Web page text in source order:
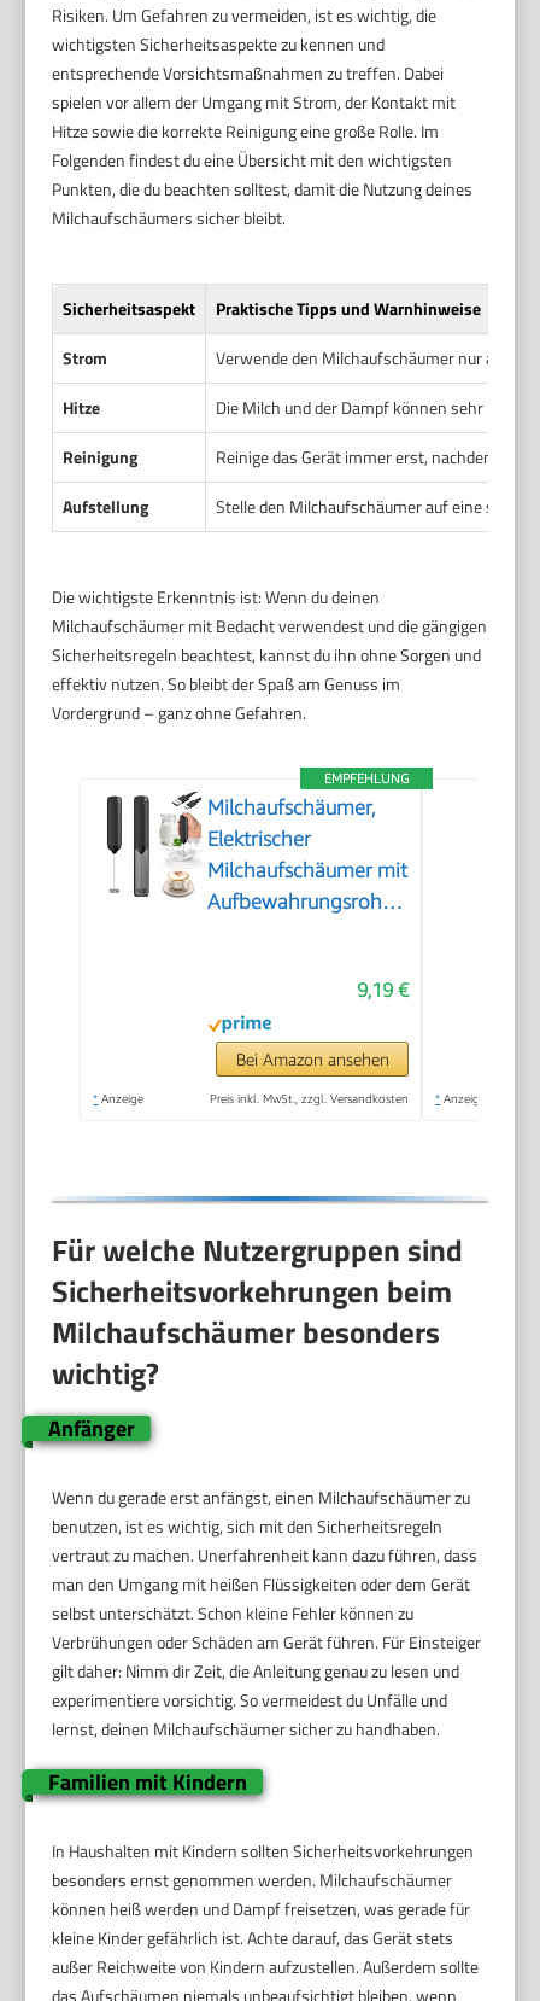
Risiken. Um Gefahren zu vermeiden, ist es wichtig, die
wichtigsten Sicherheitsaspekte zu kennen und
entsprechende Vorsichtsmaßnahmen zu treffen. Dabei
spielen vor allem der Umgang mit Strom, der Kontakt mit
Hitze sowie die korrekte Reinigung eine große Rolle. Im
Folgenden findest du eine Übersicht mit den wichtigsten
Punkten, die du beachten solltest, damit die Nutzung deines
Milchaufschäumers sicher bleibt.
Sicherheitsaspekt
Praktische Tipps und Warnhinweise
Strom
Verwende den Milchaufschäumer nur an
Hitze
Die Milch und der Dampf können sehr heiß
Reinigung
Reinige das Gerät immer erst, nachdem es
Aufstellung
Stelle den Milchaufschäumer auf eine
Die wichtigste Erkenntnis ist: Wenn du deinen
Milchaufschäumer mit Bedacht verwendest und die gängigen
Sicherheitsregeln beachtest, kannst du ihn ohne Sorgen und
effektiv nutzen. So bleibt der Spaß am Genuss im
Vordergrund – ganz ohne Gefahren.
EMPFEHLUNG
Milchaufschäumer,
Elektrischer
Milchaufschäumer mit
Aufbewahrungsrohr,
mit 14.000 U/min,
Mini Mixer für Matcha
Latte, Cappuccino,
Küchenaccessoires
9,19 €
Bei Amazon ansehen
* Anzeige Preis inkl. MwSt., zzgl. Versandkosten * Anzeige
Für welche Nutzergruppen sind
Sicherheitsvorkehrungen beim
Milchaufschäumer besonders
wichtig?
Anfänger
Wenn du gerade erst anfängst, einen Milchaufschäumer zu
benutzen, ist es wichtig, sich mit den Sicherheitsregeln
vertraut zu machen. Unerfahrenheit kann dazu führen, dass
man den Umgang mit heißen Flüssigkeiten oder dem Gerät
selbst unterschätzt. Schon kleine Fehler können zu
Verbrühungen oder Schäden am Gerät führen. Für Einsteiger
gilt daher: Nimm dir Zeit, die Anleitung genau zu lesen und
experimentiere vorsichtig. So vermeidest du Unfälle und
lernst, deinen Milchaufschäumer sicher zu handhaben.
Familien mit Kindern
In Haushalten mit Kindern sollten Sicherheitsvorkehrungen
besonders ernst genommen werden. Milchaufschäumer
können heiß werden und Dampf freisetzen, was gerade für
kleine Kinder gefährlich ist. Achte darauf, das Gerät stets
außer Reichweite von Kindern aufzustellen. Außerdem sollte